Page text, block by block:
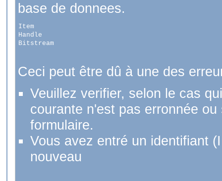
base de donnees.
Item
Handle
Bitstream
Ceci peut être dû à une des
Veuillez verifier, selon le cas
courante n'est pas erronnée
formulaire.
Vous avez entré un identifiant
nouveau